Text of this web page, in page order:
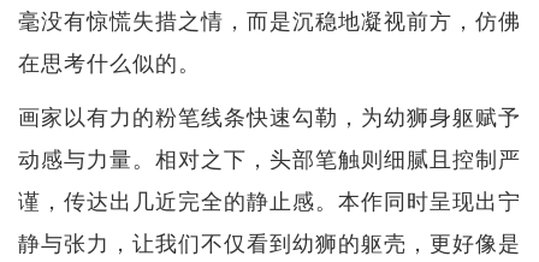
毫没有惊慌失措之情，而是沉稳地凝视前方，仿佛
在思考什么似的。
画家以有力的粉笔线条快速勾勒，为幼狮身躯赋予
动感与力量。相对之下，头部笔触则细腻且控制严
谨，传达出几近完全的静止感。本作同时呈现出宁
静与张力，让我们不仅看到幼狮的躯壳，更好像是